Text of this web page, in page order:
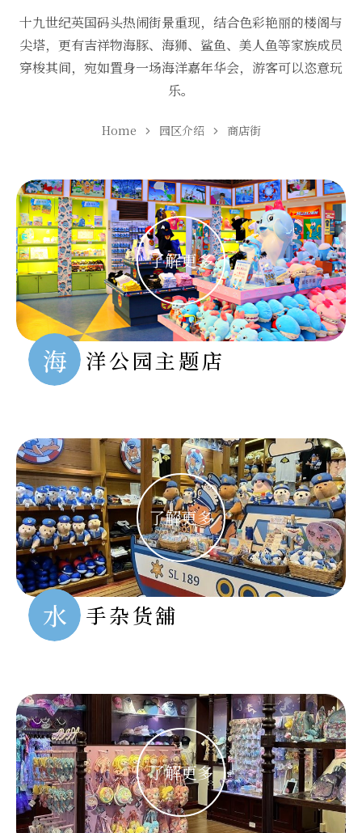
十九世纪英国码头热闹街景重现，结合色彩艳丽的楼阁与
尖塔，更有吉祥物海豚、海狮、鲨鱼、美人鱼等家族成员
穿梭其间，宛如置身一场海洋嘉年华会，游客可以恣意玩
乐。
Home 园区介绍 商店街
海 洋公园主题店
水 手杂货舖